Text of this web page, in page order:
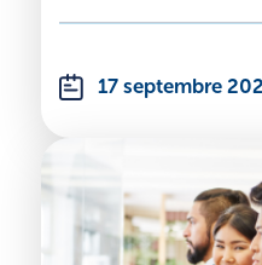
17 septembre